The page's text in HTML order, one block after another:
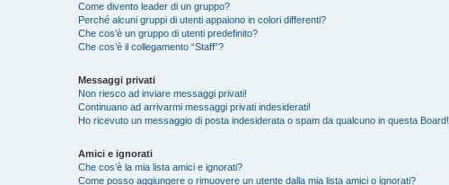
Come divento leader di un gruppo?
Perché alcuni gruppi di utenti appaiono in colori differenti?
Che cos’è un gruppo di utenti predefinito?
Che cos’è il collegamento “Staff”?
Messaggi privati
Non riesco ad inviare messaggi privati!
Continuano ad arrivarmi messaggi privati indesiderati!
Ho ricevuto un messaggio di posta indesiderata o spam da qualcuno in questa Board!
Amici e ignorati
Che cos’è la mia lista amici e ignorati?
Come posso aggiungere o rimuovere un utente dalla mia lista amici o ignorati?